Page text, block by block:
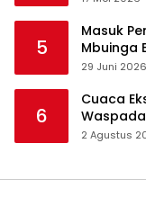
5
Masuk
Mbuinga
Politik ?
29 Juni 2026
6
Cuaca
Waspada
2 Agustus